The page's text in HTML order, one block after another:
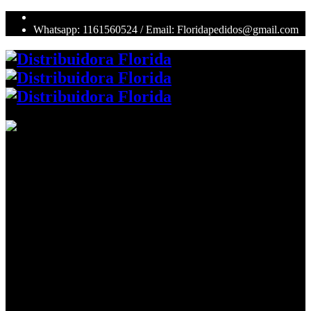
Whatsapp: 1161560524 / Email: Floridapedidos@gmail.com